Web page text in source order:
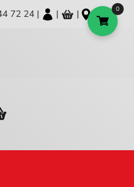
72 24 | | | 0